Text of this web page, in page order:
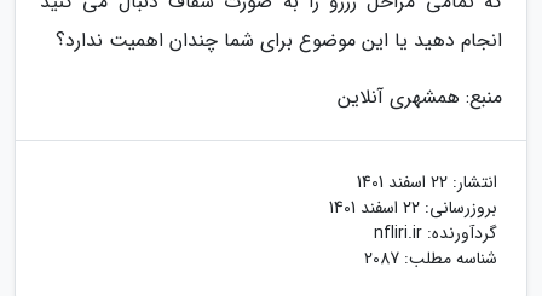
انجام دهید یا این موضوع برای شما چندان اهمیت ندارد؟
منبع: همشهری آنلاین
انتشار: 22 اسفند 1401
بروزرسانی: 22 اسفند 1401
گردآورنده: nfliri.ir
شناسه مطلب: 2087